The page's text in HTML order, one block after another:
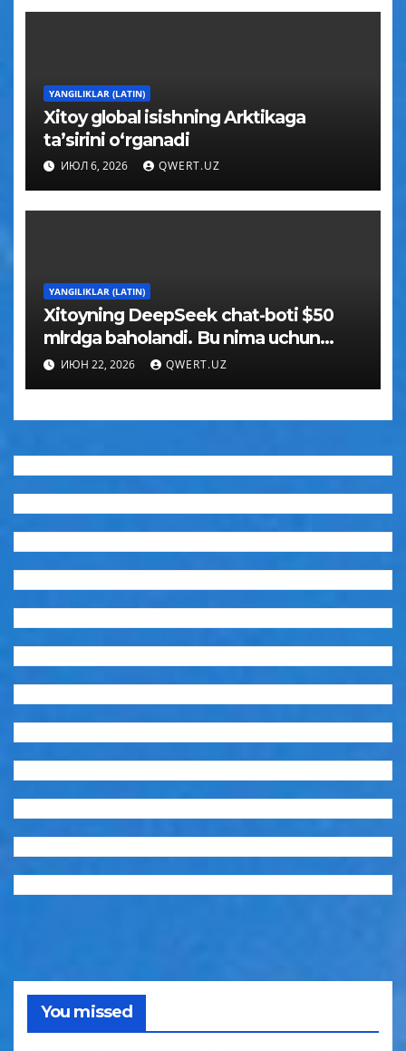
YANGILIKLAR (LATIN)
Xitoy global isishning Arktikaga
taʼsirini oʻrganadi
ИЮЛ 6, 2026 QWERT.UZ
YANGILIKLAR (LATIN)
Xitoyning DeepSeek chat-boti $50
mlrdga baholandi. Bu nima uchun
muhim
ИЮН 22, 2026 QWERT.UZ
You missed